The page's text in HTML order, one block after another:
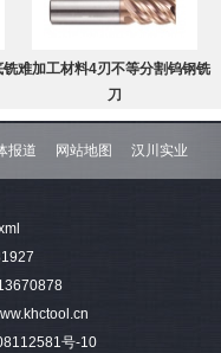
铣难加工材料4刃不等分割钨钢铣
刀
报道 网站地图 汉川实业
号-10